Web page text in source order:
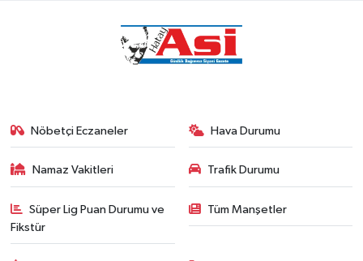
Nöbetçi Eczaneler Hava Durumu
Namaz Vakitleri Trafik Durumu
Süper Lig Puan Durumu ve
Fikstür
Tüm Manşetler